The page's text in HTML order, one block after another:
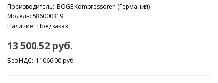
Производитель: BOGE Kompressoren (Германия)
Модель: 586000819
Наличие: Предзаказ
13 500.52 руб.
Без НДС: 11066.00 руб.